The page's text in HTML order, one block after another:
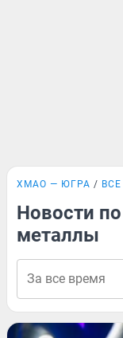
ХМАО — ЮГРА
Новости
металлы